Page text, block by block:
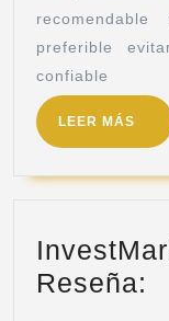
preferible
confiable
LEER MÁS
Reseña: